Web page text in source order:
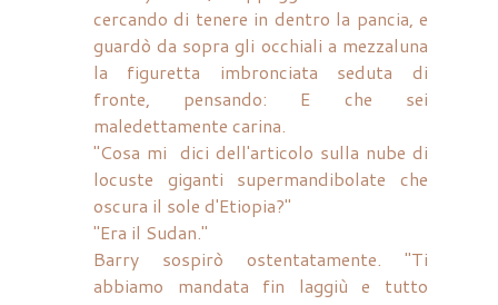
cercando di tenere in dentro la pancia, e
guardò da sopra gli occhiali a mezzaluna
la figuretta imbronciata seduta di
fronte, pensando: E che sei
maledettamente carina.
"Cosa mi dici dell'articolo sulla nube di
locuste giganti supermandibolate che
oscura il sole d'Etiopia?"
"Era il Sudan."
Barry sospirò ostentatamente. "Ti
abbiamo mandata fin laggiù e tutto